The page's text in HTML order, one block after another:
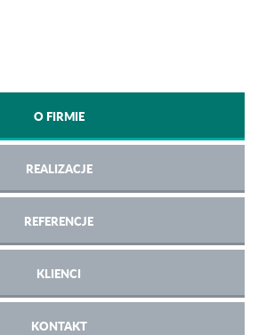
O FIRMIE
REALIZACJE
REFERENCJE
KLIENCI
KONTAKT